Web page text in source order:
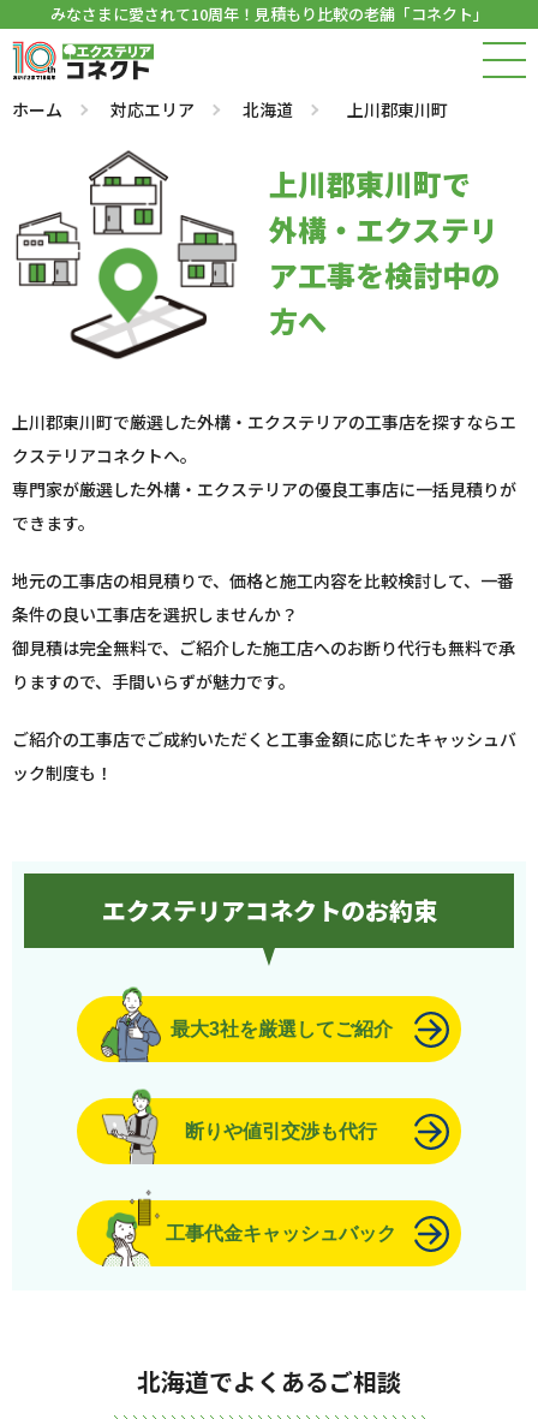
みなさまに愛されて10周年！見積もり比較の老舗「コネクト」
ホーム 対応エリア 北海道 上川郡東川町
上川郡東川町で
外構・エクステリ
ア工事を検討中の
方へ
上川郡東川町で厳選した外構・エクステリアの工事店を探すならエ
クステリアコネクトへ。
専門家が厳選した外構・エクステリアの優良工事店に一括見積りが
できます。
地元の工事店の相見積りで、価格と施工内容を比較検討して、一番
条件の良い工事店を選択しませんか？
御見積は完全無料で、ご紹介した施工店へのお断り代行も無料で承
りますので、手間いらずが魅力です。
ご紹介の工事店でご成約いただくと工事金額に応じたキャッシュバ
ック制度も！
エクステリアコネクトのお約束
最大3社を厳選してご紹介
断りや値引交渉も代行
工事代金キャッシュバック
北海道でよくあるご相談